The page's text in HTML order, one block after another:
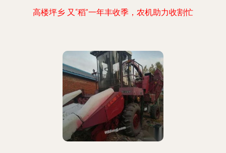
高楼坪乡 又“稻”一年丰收季，农机助力收割忙